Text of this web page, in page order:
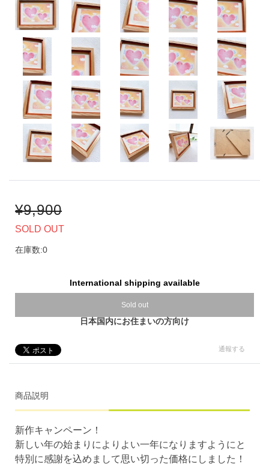
¥9,900
SOLD OUT
在庫数:0
International shipping available
Sold out
日本国内にお住まいの方向け
通報する
商品説明
新作キャンペーン！
新しい年の始まりによりよい一年になりますようにと
特別に感謝を込めまして思い切った価格にしました！